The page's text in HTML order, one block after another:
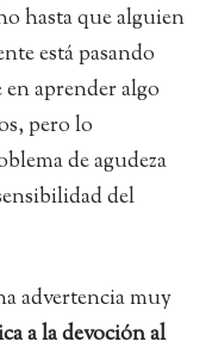
hasta que alguien
está pasando
en aprender algo
pero lo
de agudeza
del
advertencia muy
a la devoción al